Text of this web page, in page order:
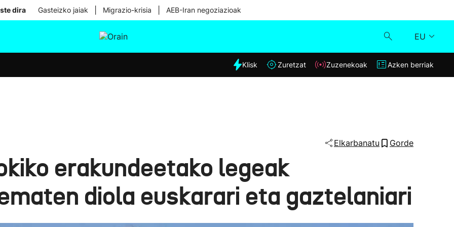
dira Gasteizko jaiak Migrazio-krisia AEB-Iran negoziazioak
EU
Eguraldia
Klisk
Klisk Zuretzat Zuzenekoak Azken berriak
Elkarbanatu Gorde
erakundeetako legeak
diola euskarari eta gaztelaniari